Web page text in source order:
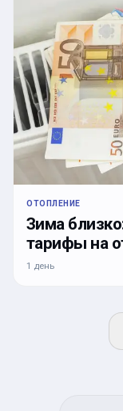
ОТОПЛЕНИЕ
Зима
тарифы на
1 день